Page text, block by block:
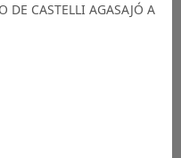
DE CASTELLI AGASAJÓ A